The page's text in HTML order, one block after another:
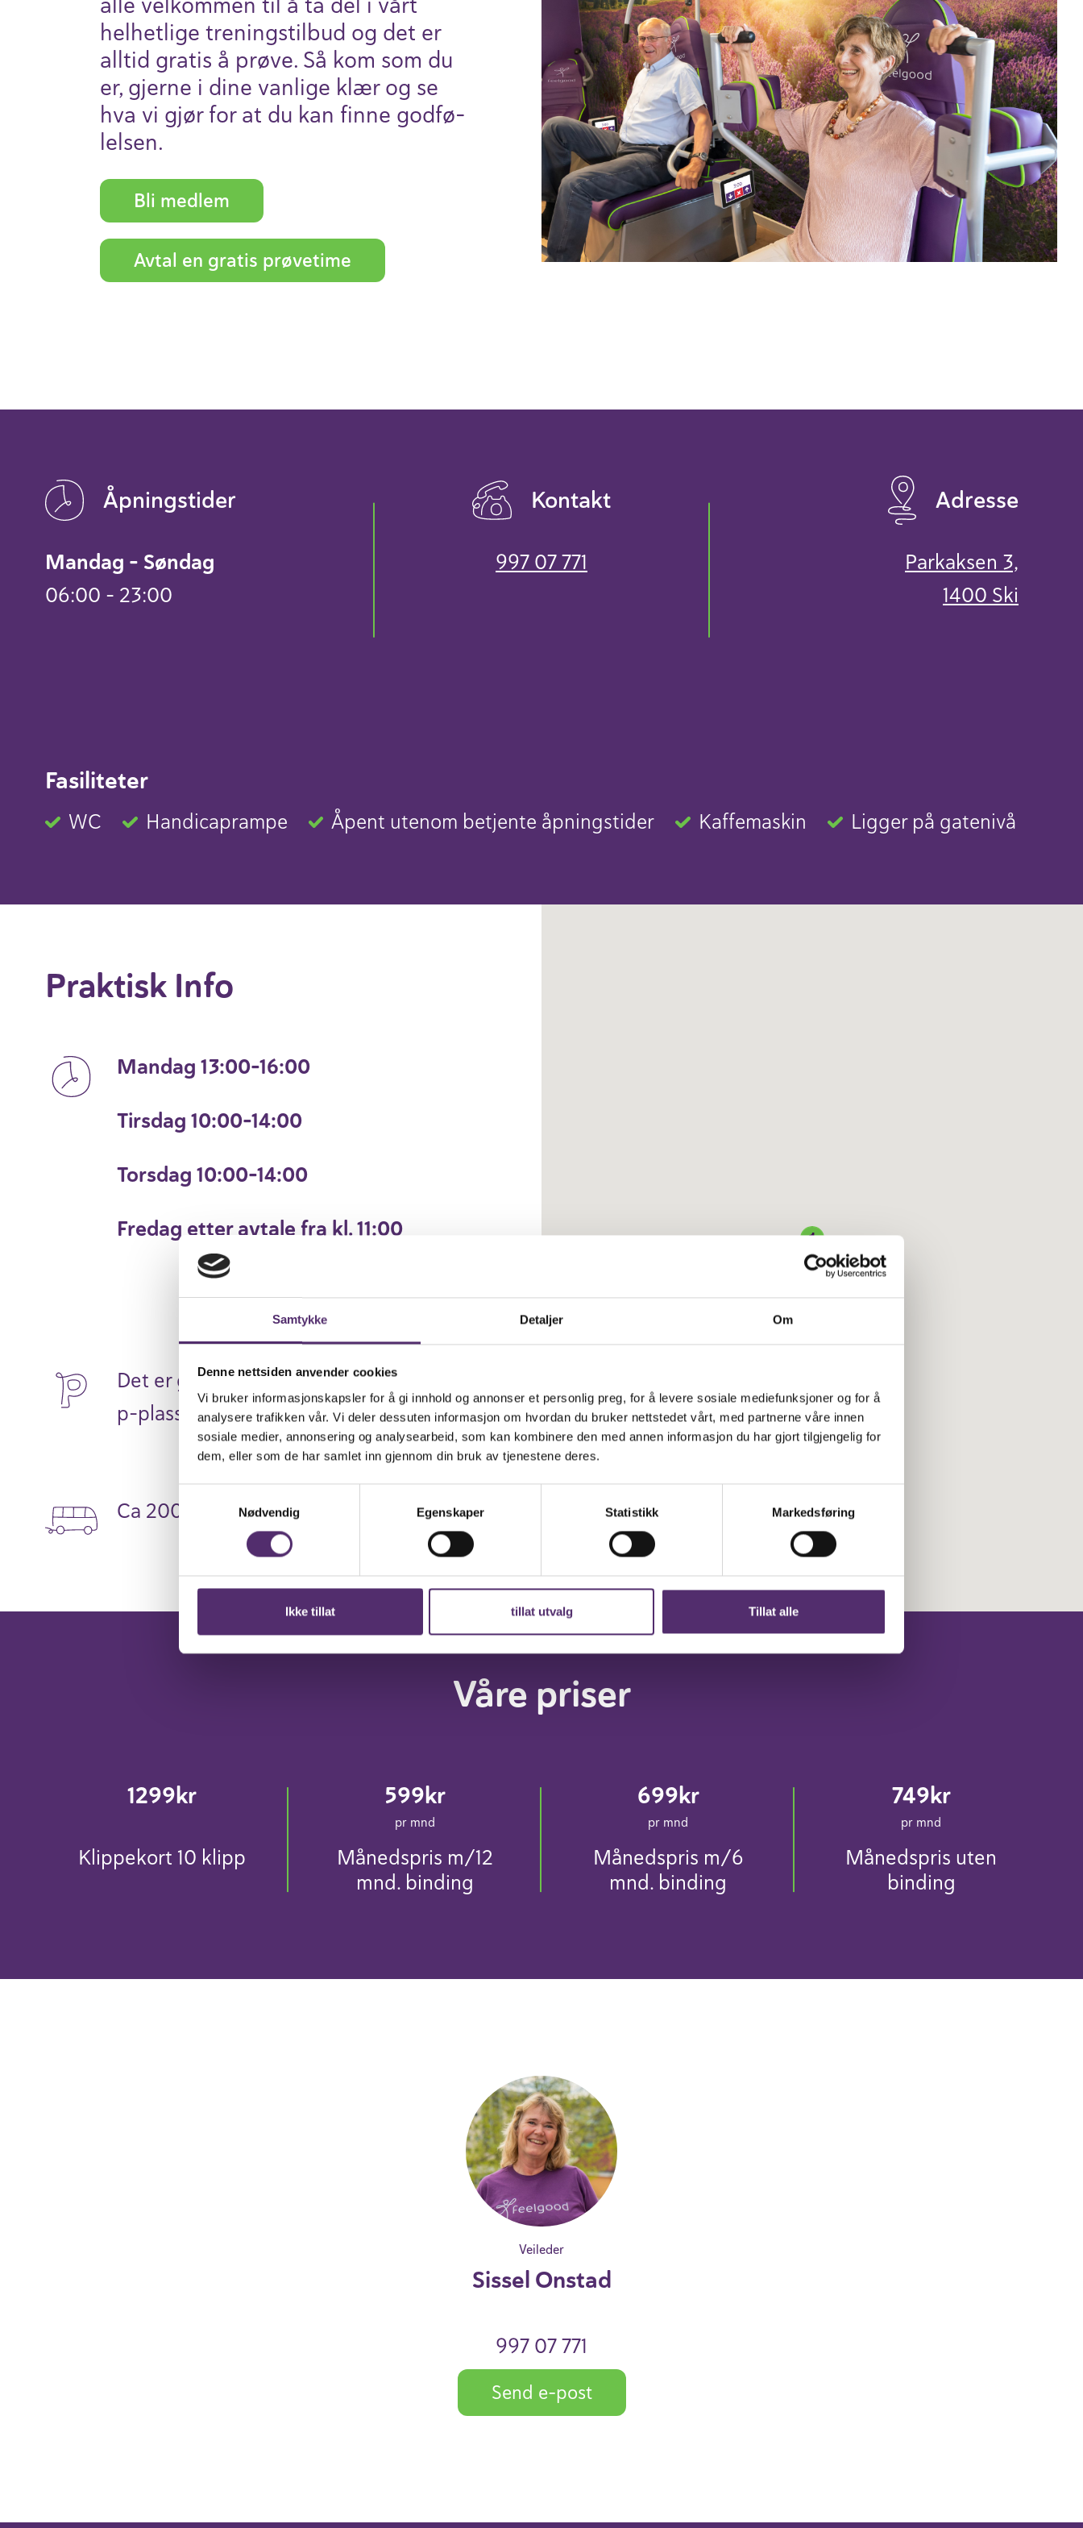
Samtykke Detaljer Om
Denne nettsiden anvender cookies
Vi bruker informasjonskapsler for å gi innhold og annonser et personlig preg, for å levere sosiale mediefunksjoner og for å
analysere trafikken vår. Vi deler dessuten informasjon om hvordan du bruker nettstedet vårt, med partnerne våre innen
sosiale medier, annonsering og analysearbeid, som kan kombinere den med annen informasjon du har gjort tilgjengelig for
dem, eller som de har samlet inn gjennom din bruk av tjenestene deres.
Nødvendig
Egenskaper Statistikk Markedsføring
Ikke tillat tillat utvalg Tillat alle
helhet­lige trenings­tilbud og det er
alltid gratis å prøve. Så kom som du
er, gjerne i dine vanlige klær og se
hva vi gjør for at du kan finne godfø­
lelsen.
Bli medlem
Avtal en gratis prøve­time
Åpningstider
Mandag – Søndag
06:00 – 23:00
Kontakt
997 07 771
Adresse
Parkaksen 3,
1400 Ski
Fasiliteter
WC Handicaprampe Åpent utenom betjente åpningstider Kaffemaskin Ligger på gatenivå
Praktisk Info
Mandag 13:00-16:00
Tirsdag 10:00-14:00
Torsdag 10:00-14:00
Fredag etter avtale fra kl. 11:00
Det er gratis parkering på kommunale
p-plasser i nærheten.
Ca 200m til nærmeste busstopp.
Våre priser
1299kr
Klippekort 10 klipp
599kr
pr mnd
Månedspris m/12
mnd. binding
699kr
pr mnd
Månedspris m/6
mnd. binding
749kr
pr mnd
Månedspris uten
binding
Veileder
Sissel Onstad
997 07 771
Send e-post